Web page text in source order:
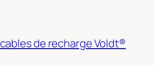
cables de recharge Voldt®